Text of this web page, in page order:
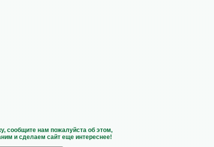
сообщите нам пожалуйста об этом,
и сделаем сайт еще интереснее!